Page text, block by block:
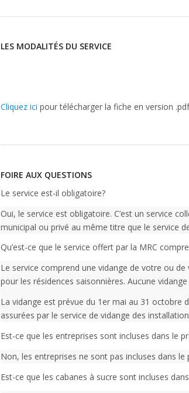
LES MODALITÉS DU SERVICE
Cliquez ici pour télécharger la fiche en version
FOIRE AUX QUESTIONS
Le service est-il obligatoire?
Oui, le service est obligatoire. C’est un service
municipal ou privé au même titre que le service
Qu’est-ce que le service offert par la MRC
Le service comprend une vidange de votre ou
pour les résidences saisonnières. Aucune
La vidange est prévue du 1er mai au 31 octobre
assurées par le service de vidange des
Est-ce que les entreprises sont incluses dans le
Non, les entreprises ne sont pas incluses dans le
Est-ce que les cabanes à sucre sont incluses